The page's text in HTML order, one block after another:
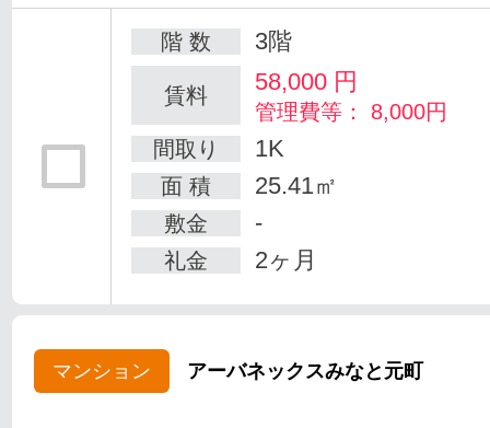
階 数 3階
賃料 58,000 円
管理費等： 8,000円
間取り
1K
面 積 25.41㎡
敷金 -
礼金 2ヶ月
マンション アーバネックスみなと元町